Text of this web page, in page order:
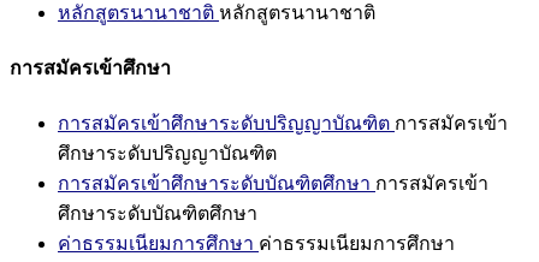
หลักสูตรนานาชาติ หลักสูตรนานาชาติ
การสมัครเข้าศึกษา
การสมัครเข้าศึกษาระดับปริญญาบัณฑิต การสมัครเข้า
ศึกษาระดับปริญญาบัณฑิต
การสมัครเข้าศึกษาระดับบัณฑิตศึกษา การสมัครเข้า
ศึกษาระดับบัณฑิตศึกษา
ค่าธรรมเนียมการศึกษา ค่าธรรมเนียมการศึกษา